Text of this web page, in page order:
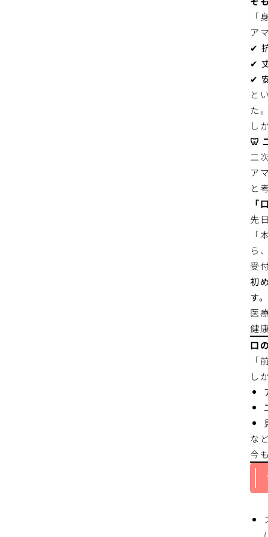
「
ア
✔
✔
✔
と
た。
し
🦷
二
ア
と
「
先
「
ら
受
初
す。
医
健
口
「
し
な
今